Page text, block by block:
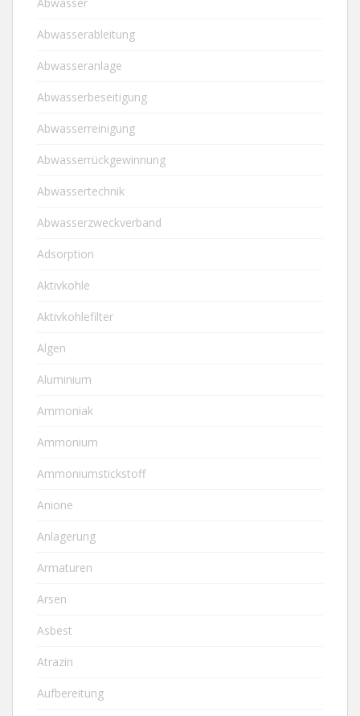
Abwasserableitung
Abwasseranlage
Abwasserbeseitigung
Abwasserreinigung
Abwasserrückgewinnung
Abwassertechnik
Abwasserzweckverband
Adsorption
Aktivkohle
Aktivkohlefilter
Algen
Aluminium
Ammoniak
Ammonium
Ammoniumstickstoff
Anione
Anlagerung
Armaturen
Arsen
Asbest
Atrazin
Aufbereitung